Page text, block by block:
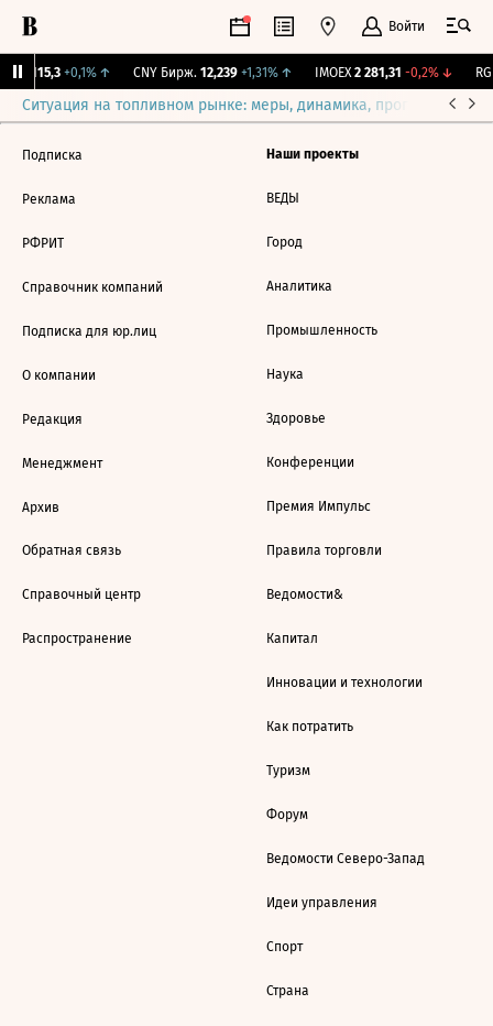
Войти
115,3 +0,1%↑ CNY Бирж. 12,239 +1,31%↑ IMOEX 2 281,31 -0,2%↓
Ситуация на топливном рынке: меры, динамика, прогнозы
Подписка
Реклама
РФРИТ
Справочник компаний
Подписка для юр.лиц
О компании
Редакция
Менеджмент
Архив
Обратная связь
Справочный центр
Распространение
Наши проекты
ВЕДЫ
Город
Аналитика
Промышленность
Наука
Здоровье
Конференции
Премия Импульс
Правила торговли
Ведомости&
Капитал
Инновации и технологии
Как потратить
Туризм
Форум
Ведомости Северо-Запад
Идеи управления
Спорт
Страна